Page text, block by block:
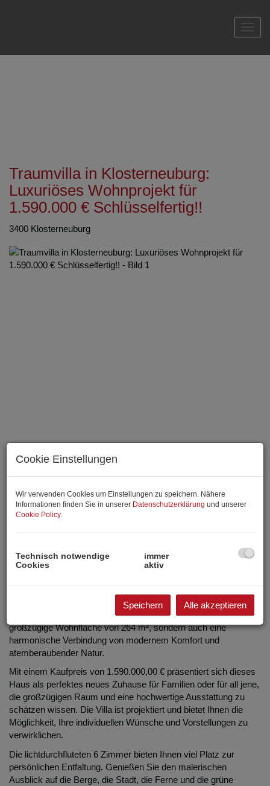
Traumvilla in Klosterneuburg:
Luxuriöses Wohnprojekt für
1.590.000 € Schlüsselfertig!!
3400 Klosterneuburg
Willkommen in Ihrem neuen Zuhause – einer
beeindruckenden Villa in der malerischen Stadt
Klosterneuburg, Niederösterreich.
Dieses außergewöhnliche Objekt bietet Ihnen nicht nur eine
großzügige Wohnfläche von 264 m², sondern auch eine
harmonische Verbindung von modernem Komfort und
atemberaubender Natur.
Mit einem Kaufpreis von 1.590.000,00 € präsentiert sich dieses
Haus als perfektes neues Zuhause für Familien oder für all jene,
die großzügigen Raum und eine hochwertige Ausstattung zu
schätzen wissen. Die Villa ist projektiert und bietet Ihnen die
Möglichkeit, Ihre individuellen Wünsche und Vorstellungen zu
verwirklichen.
Die lichtdurchfluteten 6 Zimmer bieten Ihnen viel Platz zur
persönlichen Entfaltung. Genießen Sie den malerischen
Ausblick auf die Berge, die Stadt, die Ferne und die grüne
Cookie Einstellungen
Wir verwenden Cookies um Einstellungen zu speichern. Nähere
Informationen finden Sie in unserer Datenschutzerklärung und unserer
Cookie Policy.
Technisch notwendige
Cookies
immer
aktiv
Speichern Alle akzeptieren